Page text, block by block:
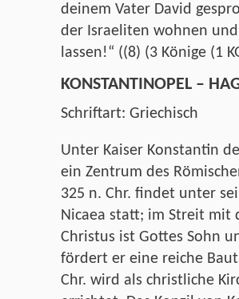
deinem Vater David
der Israeliten wohnen
lassen!“ ((8) (3 Könige (1
KONSTANTINOPEL –
Schriftart: Griechisch
Unter Kaiser Konstantin
ein Zentrum des
325 n. Chr. findet unter
Nicaea statt; im Streit mit
Christus ist Gottes Sohn
fördert er eine reiche
Chr. wird als christliche